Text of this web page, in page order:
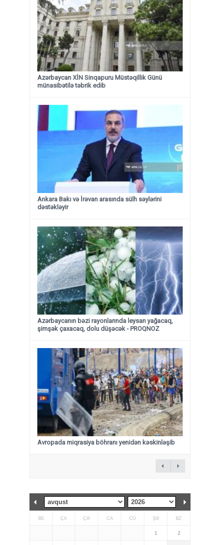
Azərbaycan XİN Sinqapuru Müstəqillik Günü
münasibətilə təbrik edib
Ankara Bakı və İrəvan arasında sülh səylərini
dəstəkləyir
Azərbaycanın bəzi rayonlarında leysan yağacaq,
şimşək çaxacaq, dolu düşəcək - PROQNOZ
Avropada miqrasiya böhranı yenidən kəskinləşib
BE ÇA ÇƏ CA CÜ ŞƏ BZ
1 2